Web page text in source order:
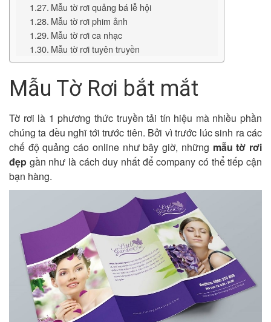
Mẫu tờ rơi quảng bá lễ hội
Mẫu tờ rơi phim ảnh
Mẫu tờ rơi ca nhạc
Mẫu tờ rơi tuyên truyền
Mẫu Tờ Rơi bắt mắt
Tờ rơi là 1 phương thức truyền tải tín hiệu mà nhiều phần
chúng ta đều nghĩ tới trước tiên. Bởi vì trước lúc sinh ra các
chế độ quảng cáo online như bây giờ, những mẫu tờ rơi
đẹp gần như là cách duy nhất để company có thể tiếp cận
bạn hàng.